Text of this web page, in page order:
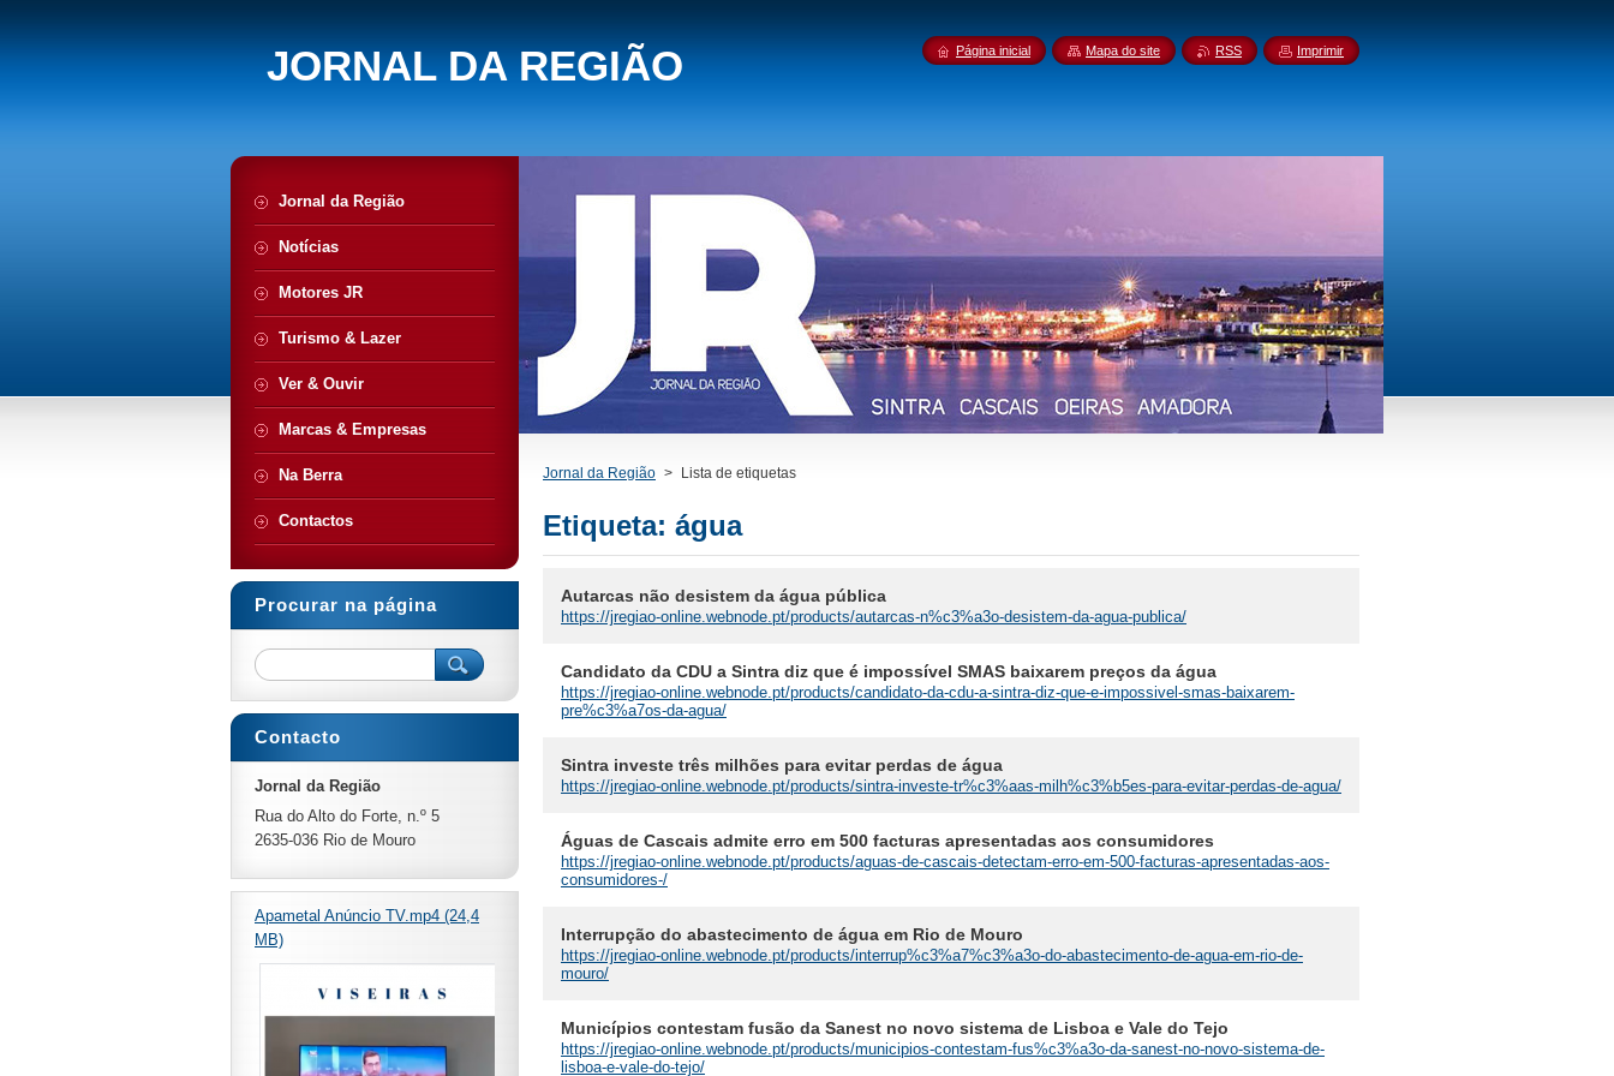
JORNAL DA REGIÃO
Jornal da Região > Lista de etiquetas
Etiqueta: água
Autarcas não desistem da água pública
https://jregiao-online.webnode.pt/products/autarcas-n%c3%a3o-desistem-da-agua-publica/
Candidato da CDU a Sintra diz que é impossível SMAS baixarem preços da água
https://jregiao-online.webnode.pt/products/candidato-da-cdu-a-sintra-diz-que-e-impossivel-smas-baixarem-
pre%c3%a7os-da-agua/
Sintra investe três milhões para evitar perdas de água
https://jregiao-online.webnode.pt/products/sintra-investe-tr%c3%aas-milh%c3%b5es-para-evitar-perdas-de-agua/
Águas de Cascais admite erro em 500 facturas apresentadas aos consumidores
https://jregiao-online.webnode.pt/products/aguas-de-cascais-detectam-erro-em-500-facturas-apresentadas-aos-
consumidores-/
Interrupção do abastecimento de água em Rio de Mouro
https://jregiao-online.webnode.pt/products/interrup%c3%a7%c3%a3o-do-abastecimento-de-agua-em-rio-de-
mouro/
Municípios contestam fusão da Sanest no novo sistema de Lisboa e Vale do Tejo
https://jregiao-online.webnode.pt/products/municipios-contestam-fus%c3%a3o-da-sanest-no-novo-sistema-de-
lisboa-e-vale-do-tejo/
Jornal da Região
Notícias
Motores JR
Turismo & Lazer
Ver & Ouvir
Marcas & Empresas
Na Berra
Contactos
Procurar na página
Contacto
Jornal da Região
Rua do Alto do Forte, n.º 5
2635-036 Rio de Mouro
Apametal Anúncio TV.mp4 (24,4
MB)
Página inicial Mapa do site RSS Imprimir